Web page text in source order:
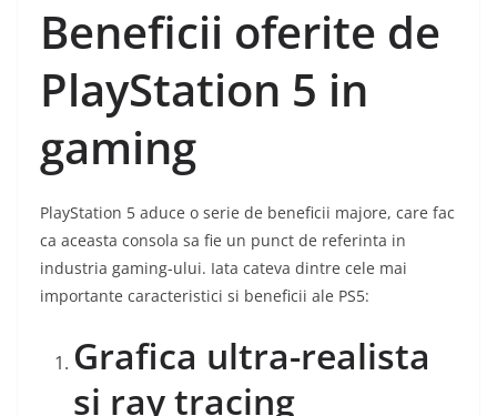
Beneficii oferite de
PlayStation 5 in
gaming
PlayStation 5 aduce o serie de beneficii majore, care fac
ca aceasta consola sa fie un punct de referinta in
industria gaming-ului. Iata cateva dintre cele mai
importante caracteristici si beneficii ale PS5:
Grafica ultra-realista
si ray tracing